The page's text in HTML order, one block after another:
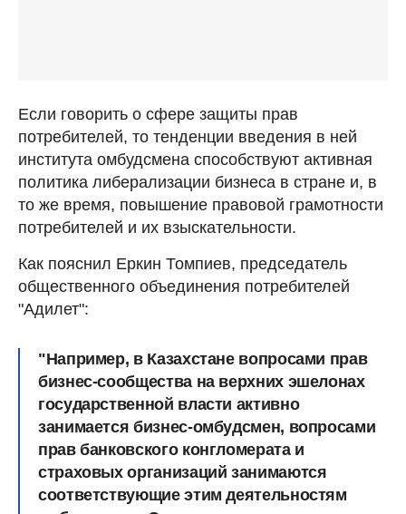
Если говорить о сфере защиты прав
потребителей, то тенденции введения в ней
института омбудсмена способствуют активная
политика либерализации бизнеса в стране и, в
то же время, повышение правовой грамотности
потребителей и их взыскательности.
Как пояснил Еркин Томпиев, председатель
общественного объединения потребителей
"Адилет":
"Например, в Казахстане вопросами прав
бизнес-сообщества на верхних эшелонах
государственной власти активно
занимается бизнес-омбудсмен, вопросами
прав банковского конгломерата и
страховых организаций занимаются
соответствующие этим деятельностям